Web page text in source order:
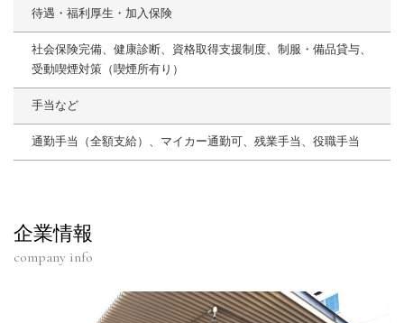
待遇・福利厚生・加入保険
社会保険完備、健康診断、資格取得支援制度、制服・備品貸与、
受動喫煙対策（喫煙所有り）
手当など
通勤手当（全額支給）、マイカー通勤可、残業手当、役職手当
企業情報
company info